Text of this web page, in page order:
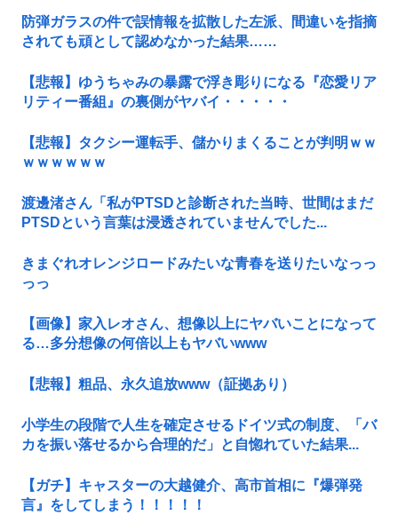
防弾ガラスの件で誤情報を拡散した左派、間違いを指摘
されても頑として認めなかった結果……
【悲報】ゆうちゃみの暴露で浮き彫りになる『恋愛リア
リティー番組』の裏側がヤバイ・・・・・
【悲報】タクシー運転手、儲かりまくることが判明ｗｗ
ｗｗｗｗｗｗ
渡邊渚さん「私がPTSDと診断された当時、世間はまだ
PTSDという言葉は浸透されていませんでした...
きまぐれオレンジロードみたいな青春を送りたいなっっ
っっ
【画像】家入レオさん、想像以上にヤバいことになって
る…多分想像の何倍以上もヤバいwww
【悲報】粗品、永久追放www（証拠あり）
小学生の段階で人生を確定させるドイツ式の制度、「バ
カを振い落せるから合理的だ」と自惚れていた結果...
【ガチ】キャスターの大越健介、高市首相に『爆弾発
言』をしてしまう！！！！！